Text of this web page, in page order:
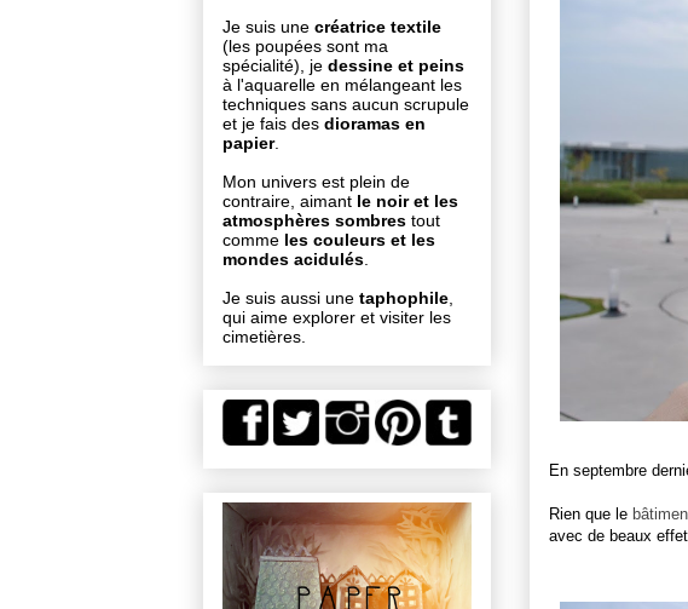
En septembre
Rien que le
avec de beaux
Je suis une créatrice textile
(les poupées sont ma
spécialité), je dessine et peins
à l'aquarelle en mélangeant les
techniques sans aucun scrupule
et je fais des dioramas en
papier.
Mon univers est plein de
contraire, aimant le noir et les
atmosphères sombres tout
comme les couleurs et les
mondes acidulés
Je suis aussi une taphophile
qui aime explorer et visiter les
cimetières.